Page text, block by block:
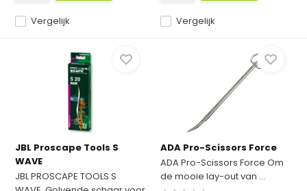
Vergelijk Vergelijk
JBL Proscape Tools S
WAVE
JBL PROSCAPE TOOLS S
ADA Pro-Scissors Force
ADA Pro-Scissors Force Om
de mooie lay-out van ...